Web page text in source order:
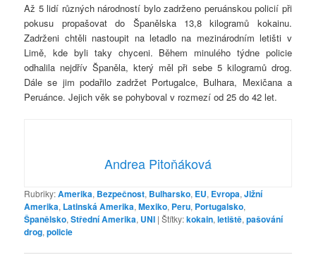
Až 5 lidí různých národností bylo zadrženo peruánskou policií při
pokusu propašovat do Španělska 13,8 kilogramů kokainu.
Zadrženi chtěli nastoupit na letadlo na mezinárodním letišti v
Limě, kde byli taky chyceni. Během minulého týdne policie
odhalila nejdřív Španěla, který měl při sebe 5 kilogramů drog.
Dále se jim podařilo zadržet Portugalce, Bulhara, Mexičana a
Peruánce. Jejich věk se pohyboval v rozmezí od 25 do 42 let.
Andrea Pitoňáková
Rubriky:Amerika, Bezpečnost, Bulharsko, EU, Evropa,Jižní
Amerika, Latinská Amerika,Mexiko, Peru, Portugalsko,
Španělsko,Střední Amerika, UNI |Štítky:kokain,letiště,pašování
drog,policie